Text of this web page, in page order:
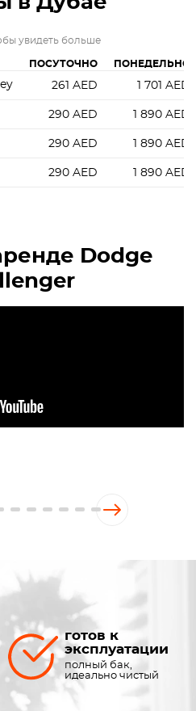
увидеть больше
ПОСУТОЧНО ПОНЕДЕЛЬНО
261 AED 1 701 AED
290 AED 1 890 AED
290 AED 1 890 AED
290 AED 1 890 AED
Dodge
готов к
эксплуатации
полный бак,
идеально чистый